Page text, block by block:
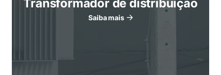
Transformador de distribuição
Saiba mais